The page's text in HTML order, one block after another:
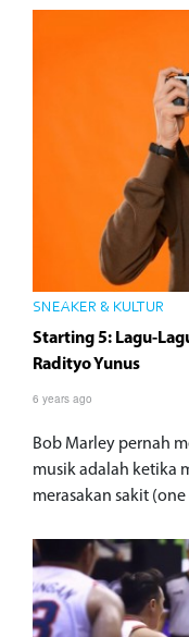
SNEAKER & KULTUR
Starting 5: Lagu-
Radityo Yunus
6 years ago
Bob Marley pernah
musik adalah ketika
merasakan sakit